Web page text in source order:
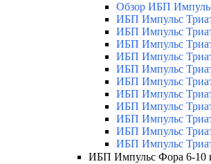
Обзор ИБП
ИБП Импульс
ИБП Импульс
ИБП Импульс
ИБП Импульс
ИБП Импульс
ИБП Импульс
ИБП Импульс
ИБП Импульс
ИБП Импульс
ИБП Импульс
ИБП Импульс
ИБП Импульс Фора 6-10